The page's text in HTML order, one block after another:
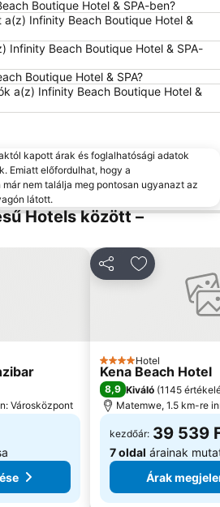
Boutique Hotel & SPA-ben?
Infinity Beach Boutique Hotel &
Infinity Beach Boutique Hotel & SPA-
Boutique Hotel & SPA?
a(z) Infinity Beach Boutique Hotel &
kapott árak és foglalhatósági adatok
Emiatt előfordulhat, hogy a
nem találja meg pontosan ugyanazt az
látott.
Hotels között –
Városközpont
MegosztásHozzáadás
4 Kategória
Hotel
Kena Beach Hotel
8,9 Kiváló (1145
Matemwe, 1.5 km-re
kezdőár: 39 539
7 oldal árainak
Árak